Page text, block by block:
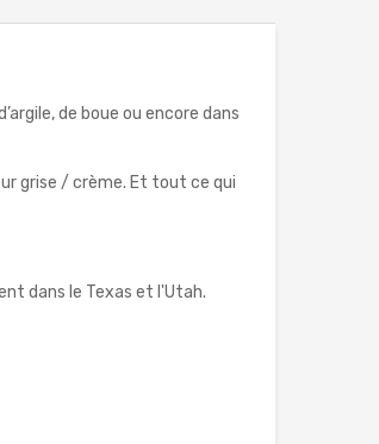
de boue ou encore dans
grise / crème. Et tout ce qui
dans le Texas et l'Utah.